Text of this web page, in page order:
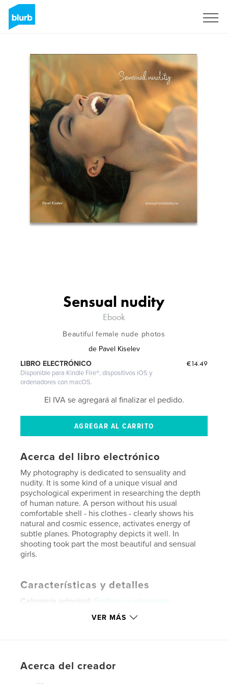
Sensual nudity
Ebook
Beautiful female nude photos
de Pavel Kiselev
€14.49
LIBRO ELECTRÓNICO
Disponible para Kindle Fire®, dispositivos iOS y
ordenadores con macOS.
El IVA se agregará al finalizar el pedido.
Acerca del libro electrónico
My photography is dedicated to sensuality and
nudity. It is some kind of a unique visual and
psychological experiment in researching the depth
of human nature. A person without his usual
comfortable shell - his clothes - clearly shows his
natural and cosmic essence, activates energy of
subtle planes. Photography depicts it well. In
shooting took part the most beautiful and sensual
girls.
Características y detalles
Categoría principal: Erotismo y relaciones
ebook de composición fija, 108 págs.
IdiomaEnglish
VER MÁS
Acerca del creador